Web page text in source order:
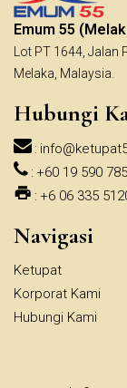
Emum 55
Lot PT 1644,
Melaka, Malaysia.
Hubungi
:
: +60 19 590
: +6 06 335
Navigasi
Ketupat
Korporat Kami
Hubungi Kami